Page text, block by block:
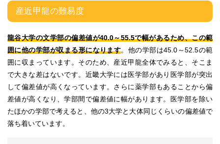
産近甲龍の難易度
龍谷大学の文学部の偏差値が40.0～55.5で幅があるため、この範
囲に他の学部が収まる形になります。他の学部は45.0～52.5の範
囲に収まっています。そのため、産近甲龍全体でみると、そこま
で大きな差はないです。近畿大学には医学部があり医学部が突出
して偏差値が高くなっています。さらに薬学部もあることから偏
差値が高くなり、学部間で偏差値に幅があります。医学部を除い
たほかの学部で考えると、他の3大学と大体同じくらいの偏差値で
落ち着いています。